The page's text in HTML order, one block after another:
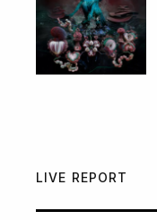
LIVE REPORT